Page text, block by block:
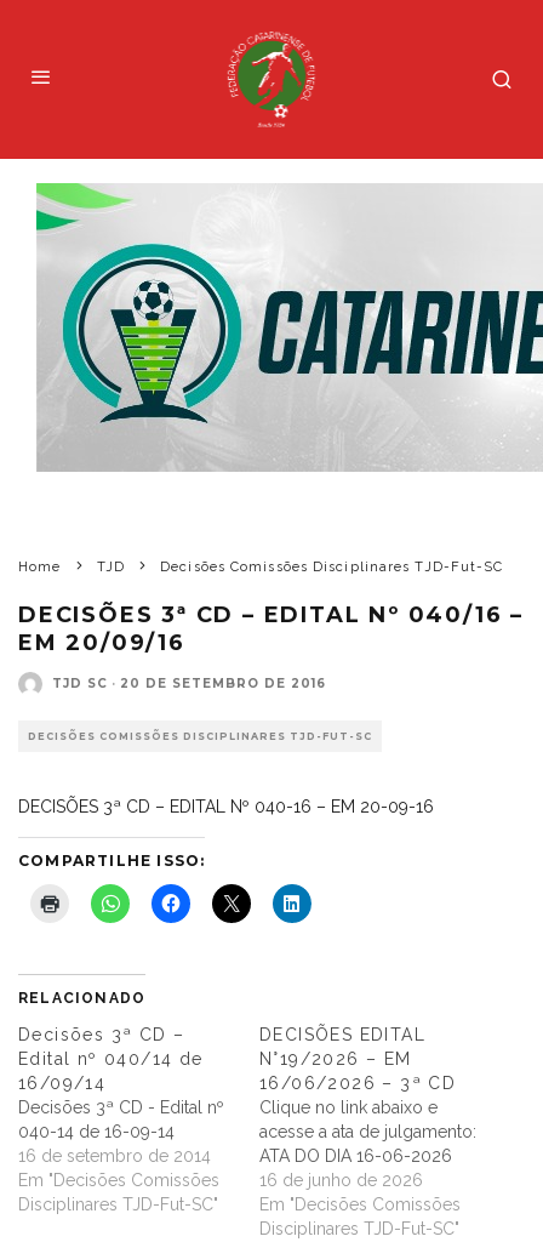
Home TJD Decisões Comissões Disciplinares TJD-Fut-SC
DECISÕES 3ª CD – EDITAL Nº 040/16 –
EM 20/09/16
TJD SC · 20 DE SETEMBRO DE 2016
DECISÕES COMISSÕES DISCIPLINARES TJD-FUT-SC
DECISÕES 3ª CD – EDITAL Nº 040-16 – EM 20-09-16
COMPARTILHE ISSO:
RELACIONADO
Decisões 3ª CD –
Edital nº 040/14 de
16/09/14
Decisões 3ª CD - Edital nº
040-14 de 16-09-14
16 de setembro de 2014
Em "Decisões Comissões
Disciplinares TJD-Fut-SC"
DECISÕES EDITAL
N°19/2026 – EM
16/06/2026 – 3ª CD
Clique no link abaixo e
acesse a ata de julgamento:
ATA DO DIA 16-06-2026
16 de junho de 2026
Em "Decisões Comissões
Disciplinares TJD-Fut-SC"